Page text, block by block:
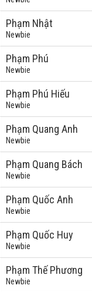
Phạm Nhật
Newbie
Phạm Phú
Newbie
Phạm Phú Hiếu
Newbie
Phạm Quang Anh
Newbie
Phạm Quang Bách
Newbie
Phạm Quốc Anh
Newbie
Phạm Quốc Huy
Newbie
Phạm Thế Phương
Newbie